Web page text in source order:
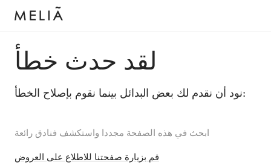
لقد حدث خطأ
نود أن نقدم لك بعض البدائل بينما نقوم بإصلاح الخطأ:
ابحث في هذه الصفحة مجددا واستكشف فنادق رائعة
قم بزيارة صفحتنا للاطلاع على العروض